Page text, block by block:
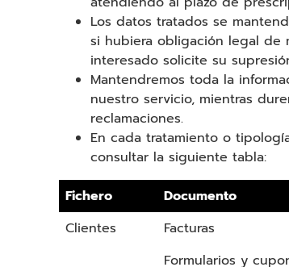
Los datos tratados se
si hubiera obligación legal de
interesado solicite su
Mantendremos toda la
nuestro servicio, mientras
reclamaciones.
En cada tratamiento o
consultar la siguiente tabla:
Fichero
Documento
Clientes
Facturas
Formularios y